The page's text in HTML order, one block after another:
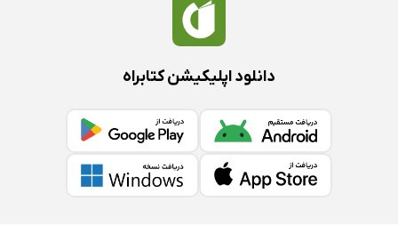
دانلود اپلیکیشن کتابراه